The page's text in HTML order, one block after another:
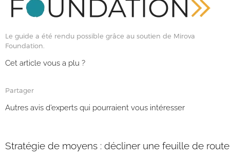
Le guide a été rendu possible grâce au soutien de Mirova
Foundation.
Cet article vous a plu ?
Partager
Autres avis d’experts qui pourraient vous intéresser
Stratégie de moyens : décliner une feuille de route